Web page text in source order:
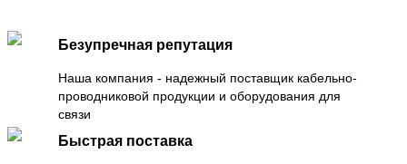
Безупречная репутация
Наша компания - надежный поставщик кабельно-
проводниковой продукции и оборудования для
связи
Быстрая поставка